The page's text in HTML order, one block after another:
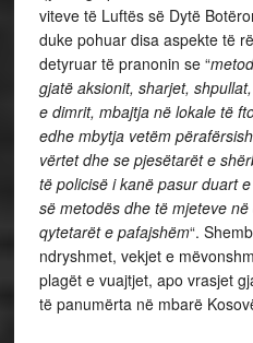
viteve të Luftës së Dytë
duke pohuar disa aspekte të
detyruar të pranonin se “
gjatë aksionit, sharjet,
e dimrit, mbajtja në lokale të
edhe mbytja vetëm
vërtet dhe se pjesëtarët e
të policisë i kanë pasur duart
së metodës dhe të mjeteve
qytetarët e pafajshëm“.
ndryshmet, vekjet e
plagët e vuajtjet, apo vrasjet
të panumërta në mbarë